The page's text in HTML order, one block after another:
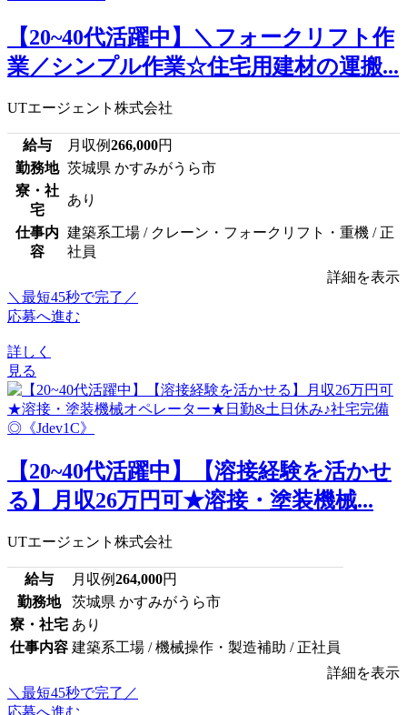
【20~40代活躍中】＼フォークリフト作
業／シンプル作業☆住宅用建材の運搬...
UTエージェント株式会社
給与 月収例266,000円
勤務地 茨城県 かすみがうら市
寮・社
宅
あり
仕事内
容
建築系工場 / クレーン・フォークリフト・重機 / 正
社員
詳細を表示
＼最短45秒で完了／
応募へ進む
詳しく
見る
【20~40代活躍中】【溶接経験を活かせ
る】月収26万円可★溶接・塗装機械...
UTエージェント株式会社
給与 月収例264,000円
勤務地
茨城県 かすみがうら市
寮・社宅 あり
仕事内容 建築系工場 / 機械操作・製造補助 / 正社員
詳細を表示
＼最短45秒で完了／
応募へ進む